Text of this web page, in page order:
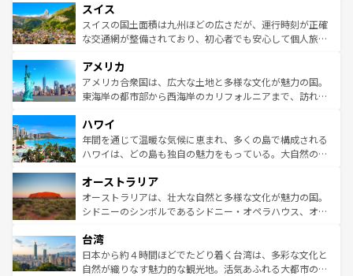
れる地方に足を運ぶとそれぞれで全く異なる文化を体験で
きるだろう。 なお、新着のフランス情報はコンテンツ一覧
を参照してほしい。
は、お酒好きな人にはぜひ体験してほしい。 なお、新着の
ドイツ情報はコンテンツ一覧を参照してほしい。
リアごとに異なる魅力がある。また、優雅なアフタヌーン
ティー、ビール好きにはたまらない英国パブ、サッカー観
戦など、本場だからこそできる体験も豊富。イギリスを旅
ンツ一覧を参照してほしい。
スイス
スイスの国土面積は九州ほどの広さだが、運行時刻が正確
な交通網が整備されており、初心者でも安心して個人旅行
の建物がそのまま残る町や、スイスならではのユニークな
博物館もあり、アルプス観光だけでなく町歩きも満喫する
ことができる。国民の所得が高いため物価も高いが、旅行
ば市内交通費無料で観光を楽しむこともできる。 なお、新
着のスイス情報はコンテンツ一覧 を参照してほしい。
アメリカ
アメリカ合衆国は、広大な土地と多様な文化が魅力の国。
東海岸の都市部から西海岸のカリフォルニアまで、訪れる
のような巨大都市は、観光、ショッピング、エンターテイ
ンメントが詰まった刺激的なスポットだ。一方、アメリカ
西部には大自然が広がり、グランドキャニオンやイエロー
部のニューオーリンズでは、音楽と美食が融合した独特の
文化が魅力。旅行者はアメリカの各地域で異なる魅力を楽
しみながら、その多様性と豊かな歴史を感じることができ
ならではの贅沢な旅のスタイルだ。 なお、新着のアメリカ
情報はコンテンツ一覧を参照してほしい。
ハワイ
年間を通じて温暖な気候に恵まれ、多くの島で構成される
ハワイは、どの島も独自の魅力をもっている。大自然の神
ワイ島は見逃せない。また、定番の観光地といえばオアフ
島だが、静かな自然を求めるならマウイ島やカウアイ島が
おすすめ。エメラルドグリーンに輝く海をはじめ、豊かな
れるおもてなしの心で訪れる人々を迎えてくれるハワイの
人々、おいしいローカルフードやハワイアンミュージッ
ク、伝統的なフラダンスなど、すべてがハワイの魅力を彩
オーストラリア
オーストラリアは、壮大な自然と多様な文化が魅力の国。
シドニーのシンボルであるシドニー・オペラハウス、オー
リアリーフや大陸中央部にそびえるウルル（エアーズロッ
ク）、タスマニアの美しい原生林やケアンズの熱帯雨林な
ど、見どころがたくさん。また、カフェやワイン、オージ
台湾
日本から約４時間ほどでたどり着く台湾は、多彩な文化と
自然が織りなす魅力的な観光地。活気あふれる大都市の台